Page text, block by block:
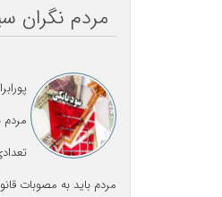
مردم نگران
مردم
مردم باید به مصوبات